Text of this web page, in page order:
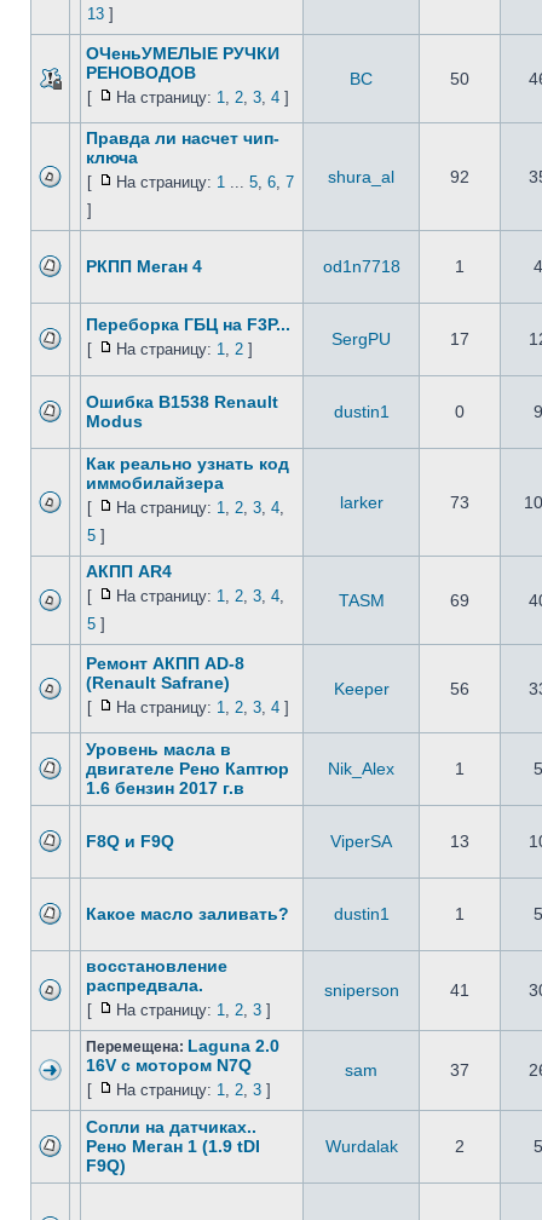
13 ]
ОЧеньУМЕЛЫЕ РУЧКИ
РЕНОВОДОВ
[ На страницу: 1, 2, 3, 4 ]
ВС 50
Правда ли насчет чип-
ключа
[ На страницу: 1 ... 5, 6, 7
]
shura_al 92
РКПП Меган 4 od1n7718 1
Переборка ГБЦ на F3P...
[ На страницу: 1, 2 ]
SergPU 17
Ошибка B1538 Renault
Modus
dustin1 0
Как реально узнать код
иммобилайзера
[ На страницу: 1, 2, 3, 4,
5 ]
larker 73
АКПП AR4
[ На страницу: 1, 2, 3, 4,
5 ]
TASM 69
Ремонт АКПП AD-8
(Renault Safrane)
[ На страницу: 1, 2, 3, 4 ]
Keeper 56
Уровень масла в
двигателе Рено Каптюр
1.6 бензин 2017 г.в
Nik_Alex 1
F8Q и F9Q ViperSA 13
Какое масло заливать? dustin1 1
восстановление
распредвала.
[ На страницу: 1, 2, 3 ]
sniperson 41
Перемещена: Laguna 2.0
16V с мотором N7Q
[ На страницу: 1, 2, 3 ]
sam 37
Сопли на датчиках..
Рено Меган 1 (1.9 tDI
F9Q)
Wurdalak 2